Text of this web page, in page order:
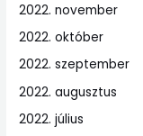
2022. november
2022. október
2022. szeptember
2022. augusztus
2022. július